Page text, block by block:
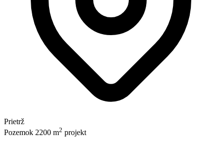
Prietrž
Pozemok 2200 m2 projekt